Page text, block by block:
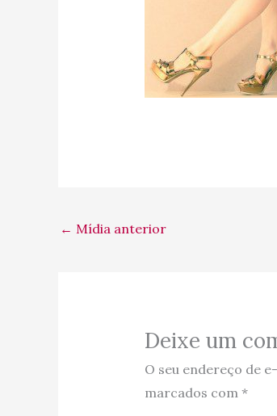
← Mídia anterior
Deixe um
O seu endereço de
marcados com *